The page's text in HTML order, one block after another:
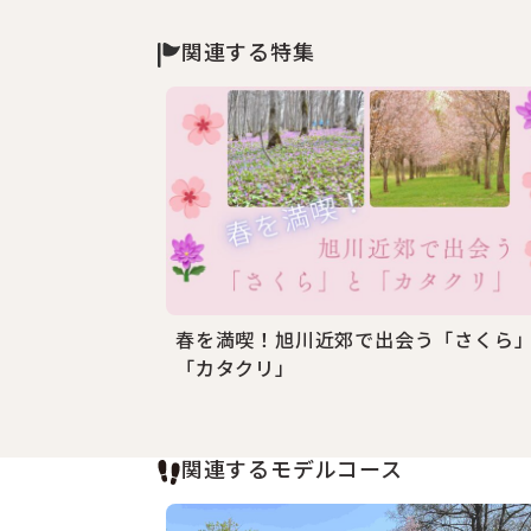
関連する特集
春を満喫！旭川近郊で出会う「さくら
「カタクリ」
関連するモデルコース